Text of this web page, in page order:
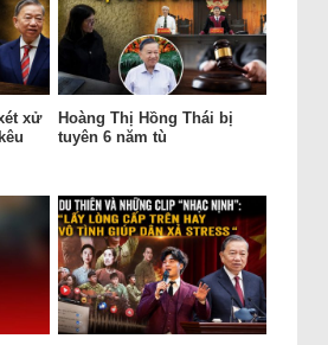
xử
Hoàng Thị Hồng Thái bị
tuyên 6 năm tù